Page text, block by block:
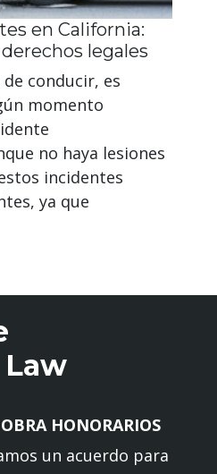
en California:
legales
conducir, es
momento
no haya lesiones
incidentes
ya que
HONORARIOS
un acuerdo para